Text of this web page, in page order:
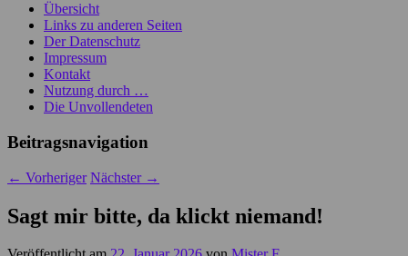
Übersicht
Links zu anderen Seiten
Der Datenschutz
Impressum
Kontakt
Nutzung durch …
Die Unvollendeten
Beitragsnavigation
← Vorheriger Nächster →
Sagt mir bitte, da klickt niemand!